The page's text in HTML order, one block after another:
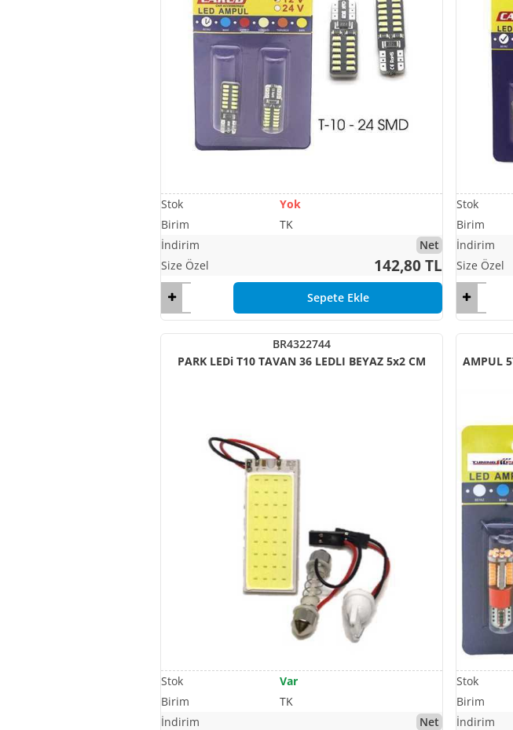
TK
Net
142,80 TL
Yok
Sepete Ekle
BR4322744
PARK LEDi T10 TAVAN 36 LEDLI BEYAZ 5x2 CM
TK
Net
Var
AMPUL 57 LED 12V